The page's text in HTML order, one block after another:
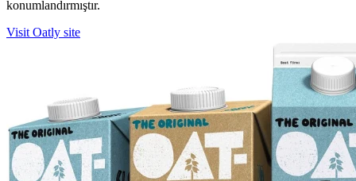
konumlandırmıştır.
Visit Oatly site